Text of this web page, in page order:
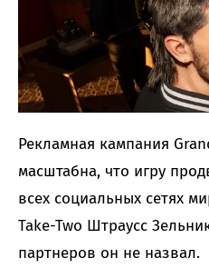
Рекламная кампания
масштабна, что игру
всех социальных сетях
Take-Two Штраусс
партнеров он не назвал.